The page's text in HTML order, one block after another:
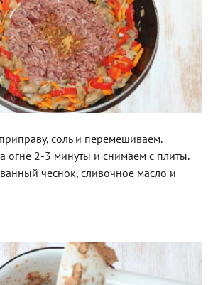
соль и перемешиваем.
огне 2-3 минуты и снимаем с плиты.
чеснок, сливочное масло и